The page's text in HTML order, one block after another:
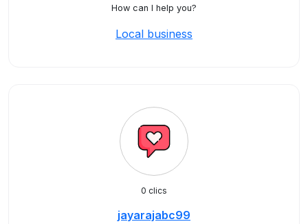
How can I help you?
Local business
0 clics
jayarajabc99